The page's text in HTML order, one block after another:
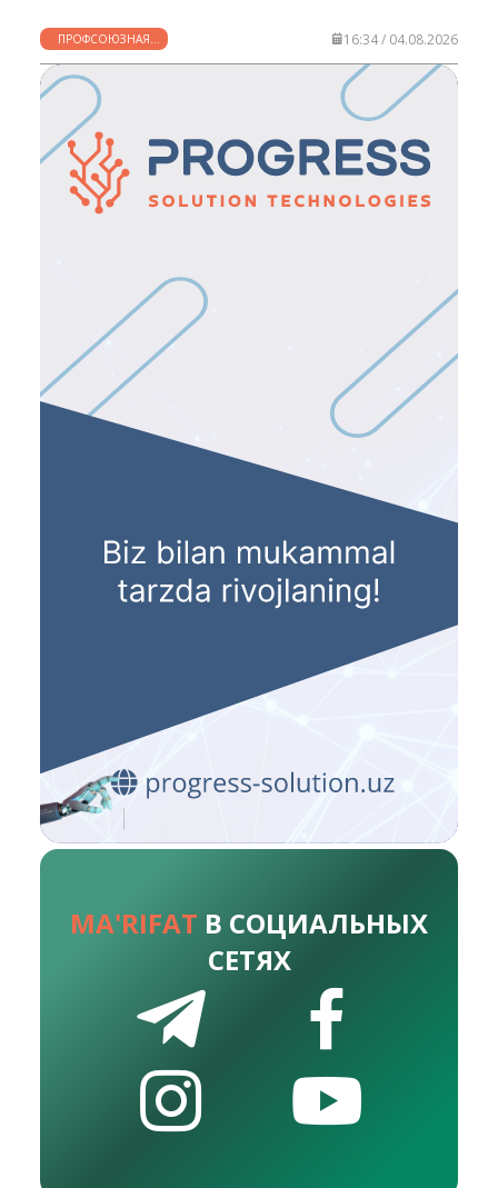
ПРОФСОЮЗНАЯ
ЖИЗНЬ
16:34 / 04.08.2026
MA'RIFAT В СОЦИАЛЬНЫХ
СЕТЯХ